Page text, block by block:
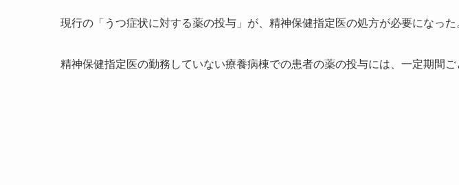
現行の「うつ症状に対する薬の投与」が、精神保健指定医の処方が必要になった
精神保健指定医の勤務していない療養病棟での患者の薬の投与には、一定期間ご